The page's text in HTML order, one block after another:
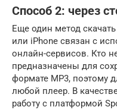
Способ 2: через
Еще один метод
или iPhone связан с
онлайн-сервисов. Кто
предназначены для
формате MP3, поэтому
любой плеер. В
работу с платформой